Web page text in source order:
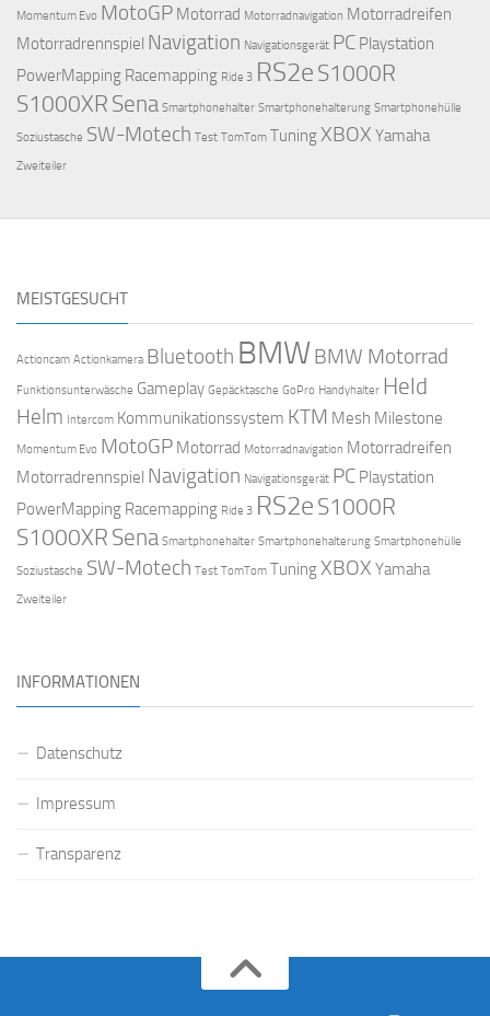
Momentum Evo MotoGP Motorrad Motorradnavigation Motorradreifen
Motorradrennspiel Navigation Navigationsgerät PC Playstation
PowerMapping Racemapping Ride 3 RS2e S1000R
S1000XR Sena Smartphonehalter Smartphonehalterung Smartphonehülle
Soziustasche SW-Motech Test TomTom TuningXBOX Yamaha
Zweiteiler
MEISTGESUCHT
Actioncam Actionkamera Bluetooth BMWBMW Motorrad
Funktionsunterwäsche Gameplay Gepäcktasche GoPro Handyhalter Held
Helm Intercom Kommunikationssystem KTM Mesh Milestone
Momentum Evo MotoGP Motorrad Motorradnavigation Motorradreifen
Motorradrennspiel Navigation Navigationsgerät PC Playstation
PowerMapping Racemapping Ride 3 RS2e S1000R
S1000XR Sena Smartphonehalter Smartphonehalterung Smartphonehülle
Soziustasche SW-Motech Test TomTom TuningXBOX Yamaha
Zweiteiler
INFORMATIONEN
Datenschutz
Impressum
Transparenz